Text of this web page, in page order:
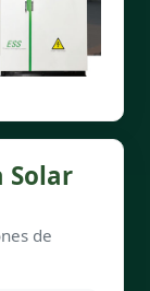
Solar
de